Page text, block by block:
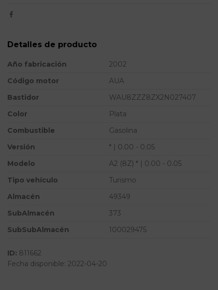
Detalles de producto
Año fabricación
2002
Código motor
AUA
Bastidor
WAU8ZZZ8ZX2N027407
Color
Plata
Combustible
Gasolina
Versión
* | 0.00 - 0.05
Modelo
A2 (8Z) * | 0.00 - 0.05
Tipo vehículo
Turismo
Almacén
49349
SubAlmacén
373
SubSubAlmacén
100029475
ID: 811662
Fecha disponible: 2022-04-20